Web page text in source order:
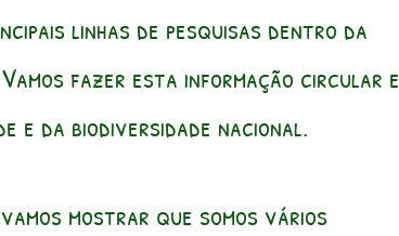
linhas de pesquisas dentro da
fazer esta informação circular e
da biodiversidade nacional.
mostrar que somos vários